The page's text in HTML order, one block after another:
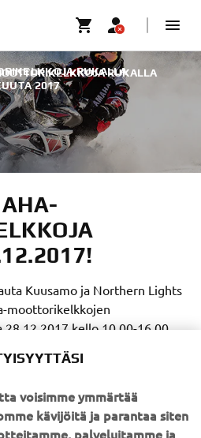
RUKALLA
RUKALLA
2017
Kuusamo ja Northern Lights
moottorikelkkojen
28.12.2017 kello 10.00-16.00.
2, 93825 Kuusamo.
voisimme ymmärtää
kävijöitä ja parantaa siten
palveluitamme ja